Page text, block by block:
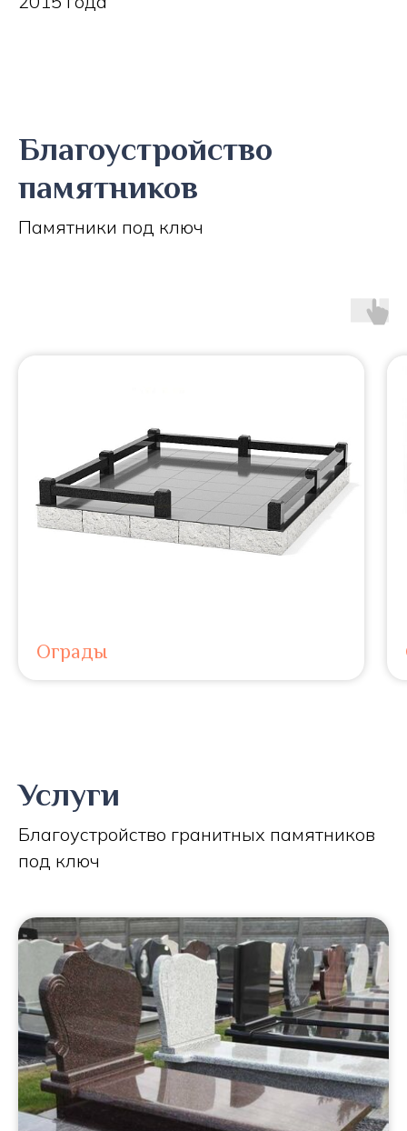
Благоустройство
памятников
Памятники под ключ
Ограды
Услуги
Благоустройство гранитных памятников
под ключ